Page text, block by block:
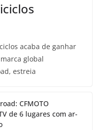
acaba de ganhar
global
estreia
CFMOTO
de 6 lugares com ar-